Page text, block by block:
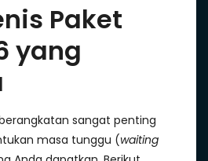
Paket
yang
sangat penting
masa tunggu (waiting